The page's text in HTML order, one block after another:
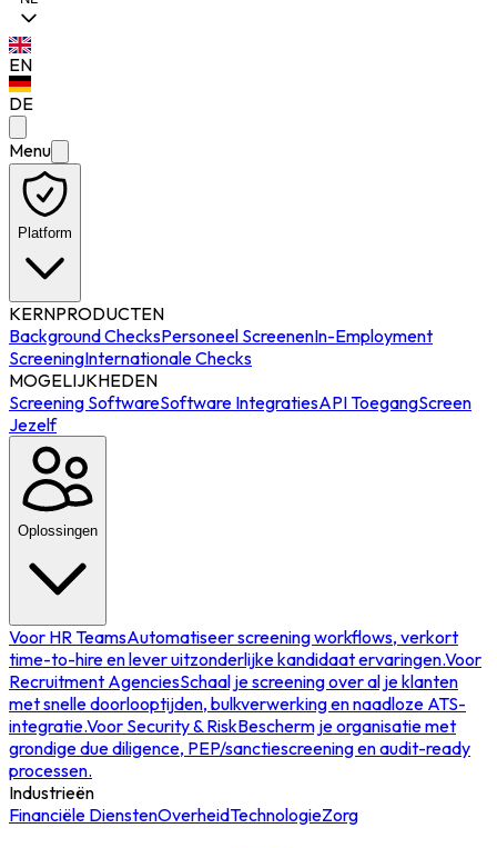
EN
DE
Menu
Platform
KERNPRODUCTEN
Background ChecksPersoneel ScreenenIn-Employment
ScreeningInternationale Checks
MOGELIJKHEDEN
Screening SoftwareSoftware IntegratiesAPI ToegangScreen
Jezelf
Oplossingen
Voor HR TeamsAutomatiseer screening workflows, verkort
time-to-hire en lever uitzonderlijke kandidaat ervaringen.Voor
Recruitment AgenciesSchaal je screening over al je klanten
met snelle doorlooptijden, bulkverwerking en naadloze ATS-
integratie.Voor Security & RiskBescherm je organisatie met
grondige due diligence, PEP/sanctiescreening en audit-ready
processen.
Industrieën
Financiële DienstenOverheidTechnologieZorg